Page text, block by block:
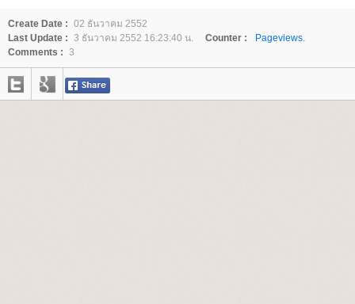
Create Date : 02 ธันวาคม 2552
Last Update : 3 ธันวาคม 2552 16:23:40 น. Counter :
Pageviews.
Comments : 3